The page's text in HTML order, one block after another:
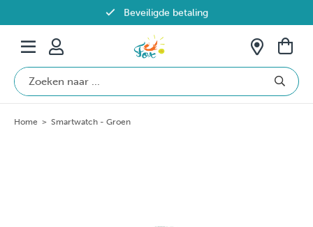
Beveiligde betaling
Gratis verzending vanaf €69 in België
Home > Smartwatch - Groen